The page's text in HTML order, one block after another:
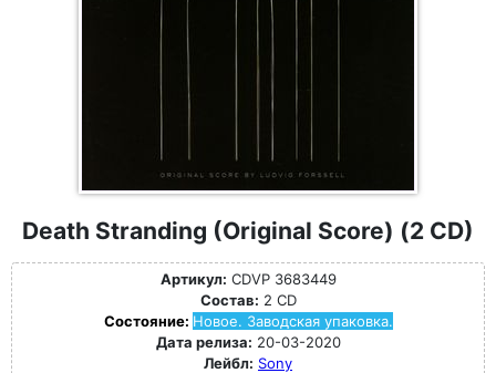
Death Stranding (Original Score) (2 CD)
Артикул: CDVP 3683449
Состав: 2 CD
Состояние: Новое. Заводская упаковка.
Дата релиза: 20-03-2020
Лейбл: Sony